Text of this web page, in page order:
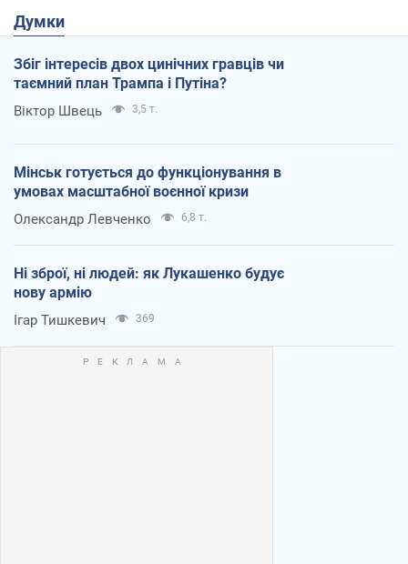
Думки
Збіг інтересів двох цинічних гравців чи
таємний план Трампа і Путіна?
Віктор Швець 3,5 т.
Мінськ готується до функціонування в
умовах масштабної воєнної кризи
Олександр Левченко 6,8 т.
Ні зброї, ні людей: як Лукашенко будує
нову армію
Ігар Тишкевич 369